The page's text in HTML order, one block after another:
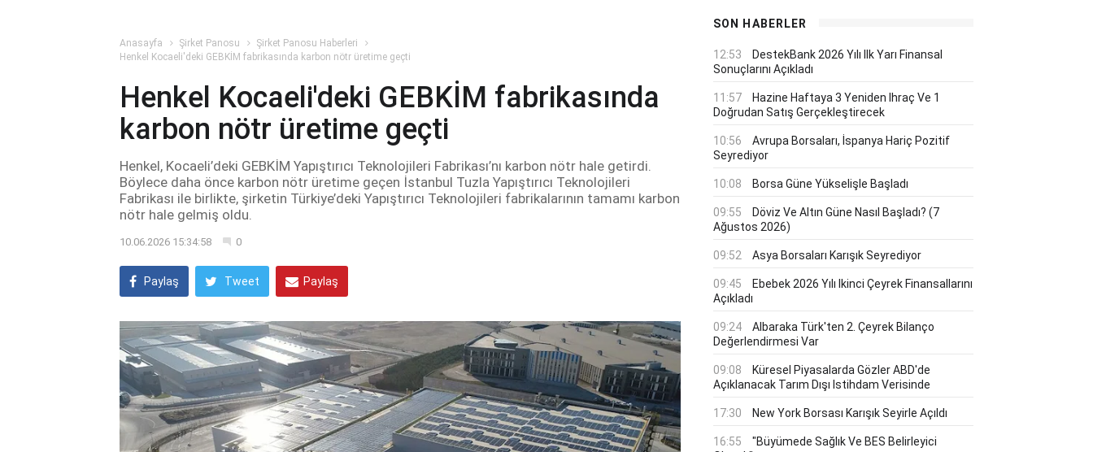
Anasayfa Şirket Panosu
Şirket Panosu Haberleri
Henkel Kocaeli'deki GEBKİM fabrikasında karbon nötr üretime geçti
Henkel Kocaeli'deki GEBKİM fabrikasında
karbon nötr üretime geçti
Henkel, Kocaeli’deki GEBKİM Yapıştırıcı Teknolojileri Fabrikası’nı karbon nötr hale getirdi.
Böylece daha önce karbon nötr üretime geçen İstanbul Tuzla Yapıştırıcı Teknolojileri
Fabrikası ile birlikte, şirketin Türkiye’deki Yapıştırıcı Teknolojileri fabrikalarının tamamı karbon
nötr hale gelmiş oldu.
10.06.2026 15:34:58 0
Paylaş Tweet Paylaş
SON HABERLER
12:53
DestekBank 2026 Yılı Ilk Yarı Finansal
Sonuçlarını Açıkladı
11:57
Hazine Haftaya 3 Yeniden Ihraç Ve 1
Doğrudan Satış Gerçekleştirecek
10:56
Avrupa Borsaları, İspanya Hariç Pozitif
Seyrediyor
10:08 Borsa Güne Yükselişle Başladı
09:55
Döviz Ve Altın Güne Nasıl Başladı? (7
Ağustos 2026)
09:52 Asya Borsaları Karışık Seyrediyor
09:45
Ebebek 2026 Yılı Ikinci Çeyrek Finansallarını
Açıkladı
09:24
Albaraka Türk'ten 2. Çeyrek Bilanço
Değerlendirmesi Var
09:08
Küresel Piyasalarda Gözler ABD'de
Açıklanacak Tarım Dışı Istihdam Verisinde
17:30 New York Borsası Karışık Seyirle Açıldı
16:55
"Büyümede Sağlık Ve BES Belirleyici